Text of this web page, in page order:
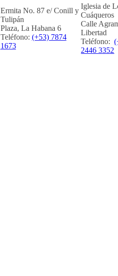
Ermita No. 87 e/ Conill y
Tulipán
Plaza, La Habana 6
Teléfono: (+53) 7874
1673
Iglesia de
Cuáqueros
Calle
Libertad
Teléfono:
2446 3352